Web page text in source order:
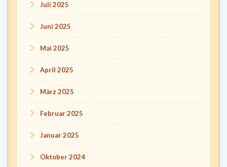
Juli 2025
Juni 2025
Mai 2025
April 2025
März 2025
Februar 2025
Januar 2025
Oktober 2024